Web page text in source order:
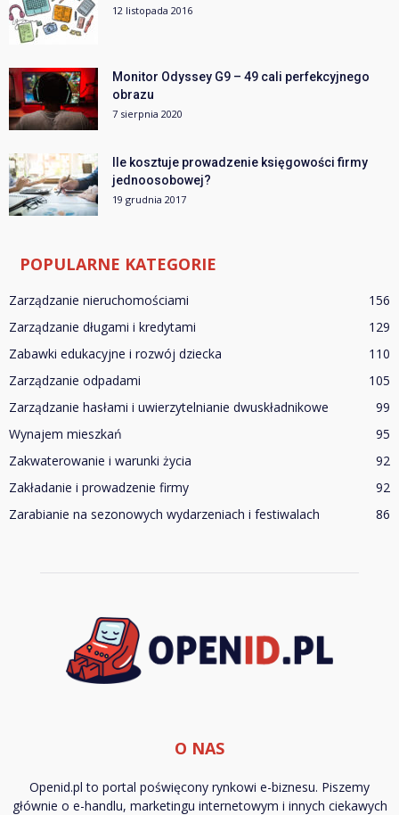
12 listopada 2016
Monitor Odyssey G9 – 49 cali perfekcyjnego
obrazu
7 sierpnia 2020
Ile kosztuje prowadzenie księgowości firmy
jednoosobowej?
19 grudnia 2017
POPULARNE KATEGORIE
Zarządzanie nieruchomościami
156
Zarządzanie długami i kredytami
129
Zabawki edukacyjne i rozwój dziecka
110
Zarządzanie odpadami
105
Zarządzanie hasłami i uwierzytelnianie dwuskładnikowe
99
Wynajem mieszkań
95
Zakwaterowanie i warunki życia
92
Zakładanie i prowadzenie firmy
92
Zarabianie na sezonowych wydarzeniach i festiwalach
86
O NAS
Openid.pl to portal poświęcony rynkowi e-biznesu. Piszemy
głównie o e-handlu, marketingu internetowym i innych ciekawych